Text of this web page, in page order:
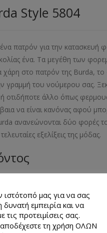
Style 5804
ένα πατρόν για την κατασκευή
ένα. Τα μεγέθη των
στο πατρόν της Burda,
γραμμή του νούμερου σας.
ή οτιδήποτε άλλο όπως
να είναι κανόνας αφού
ανανεώνονται δύο φορές
τελευταίες εξελίξεις της
ιστότοπό μας για να σας
εμπειρία και να
προτειμίσεις σας.
τη χρήση ΟΛΩΝ